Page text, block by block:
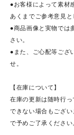
●お客様によって素材
あくまでご参考意見と
●商品画像と実物では
さい。
●また、ご心配等ござ
せ。
【在庫について】
在庫の更新は随時行
できない場合もござ
で予めご了承ください